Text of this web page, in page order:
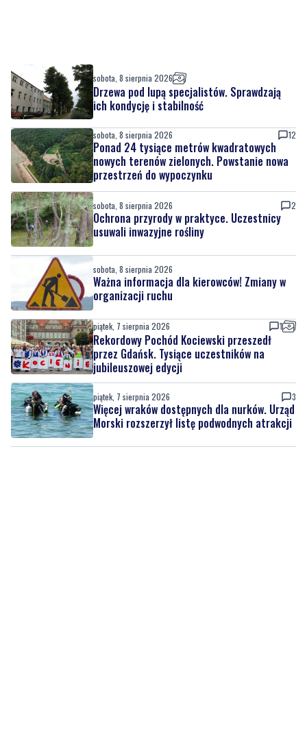
sobota, 8 sierpnia 2026
Drzewa pod lupą specjalistów. Sprawdzają
ich kondycję i stabilność
sobota, 8 sierpnia 2026 12
Ponad 24 tysiące metrów kwadratowych
nowych terenów zielonych. Powstanie nowa
przestrzeń do wypoczynku
sobota, 8 sierpnia 2026 2
Ochrona przyrody w praktyce. Uczestnicy
usuwali inwazyjne rośliny
sobota, 8 sierpnia 2026
Ważna informacja dla kierowców! Zmiany w
organizacji ruchu
piątek, 7 sierpnia 2026 1
Rekordowy Pochód Kociewski przeszedł
przez Gdańsk. Tysiące uczestników na
jubileuszowej edycji
piątek, 7 sierpnia 2026 3
Więcej wraków dostępnych dla nurków. Urząd
Morski rozszerzył listę podwodnych atrakcji